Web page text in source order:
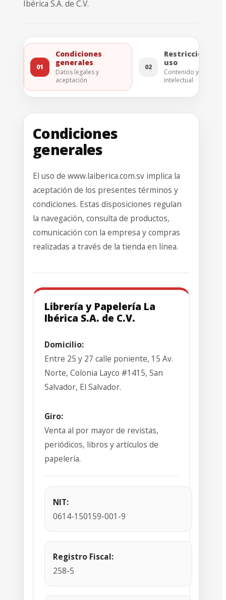
Ibérica S.A. de C.V.
01
Condiciones
generales
Datos legales y
aceptación
02
Restricciones
uso
Contenido y
intelectual
Condiciones
generales
El uso de www.laiberica.com.sv implica la
aceptación de los presentes términos y
condiciones. Estas disposiciones regulan
la navegación, consulta de productos,
comunicación con la empresa y compras
realizadas a través de la tienda en línea.
Librería y Papelería La
Ibérica S.A. de C.V.
Domicilio:
Entre 25 y 27 calle poniente, 15 Av.
Norte, Colonia Layco #1415, San
Salvador, El Salvador.
Giro:
Venta al por mayor de revistas,
periódicos, libros y artículos de
papelería.
NIT:
0614-150159-001-9
Registro Fiscal:
258-5